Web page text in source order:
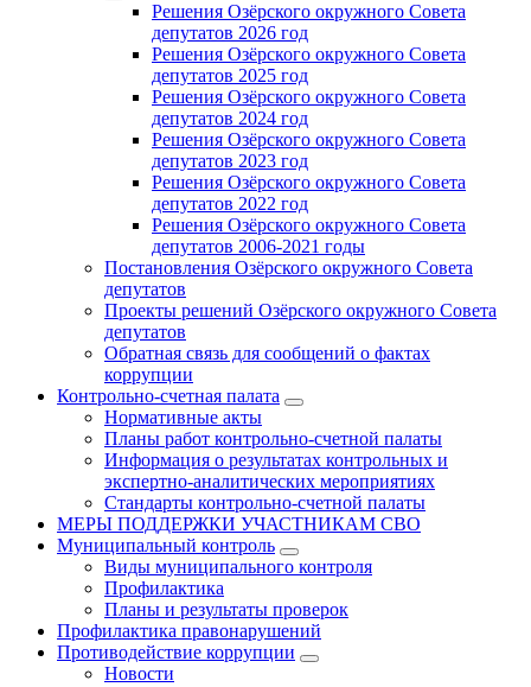
Решения Озёрского окружного Совета
депутатов 2026 год
Решения Озёрского окружного Совета
депутатов 2025 год
Решения Озёрского окружного Совета
депутатов 2024 год
Решения Озёрского окружного Совета
депутатов 2023 год
Решения Озёрского окружного Совета
депутатов 2022 год
Решения Озёрского окружного Совета
депутатов 2006-2021 годы
Постановления Озёрского окружного Совета
депутатов
Проекты решений Озёрского окружного Совета
депутатов
Обратная связь для сообщений о фактах
коррупции
Контрольно-счетная палата
Нормативные акты
Планы работ контрольно-счетной палаты
Информация о результатах контрольных и
экспертно-аналитических мероприятиях
Стандарты контрольно-счетной палаты
МЕРЫ ПОДДЕРЖКИ УЧАСТНИКАМ СВО
Муниципальный контроль
Виды муниципального контроля
Профилактика
Планы и результаты проверок
Профилактика правонарушений
Противодействие коррупции
Новости